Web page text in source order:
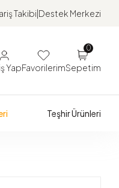
Takibi Destek Merkezi
YapFavorilerim
0
Sepetim
Teşhir Ürünleri